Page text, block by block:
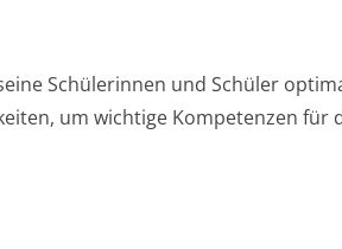
Schülerinnen und Schüler
um wichtige Kompetenzen